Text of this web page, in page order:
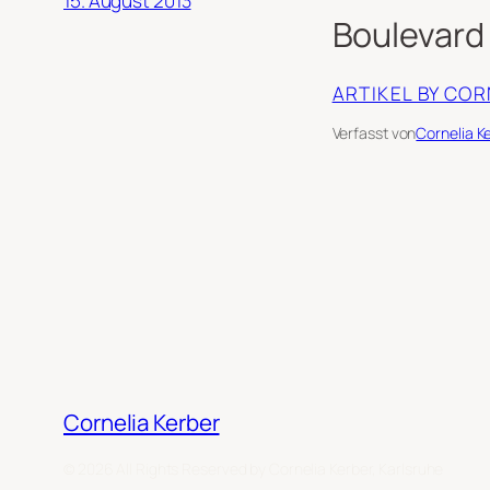
ARTIKEL BY
Verfasst vonCornelia
Cornelia Kerber